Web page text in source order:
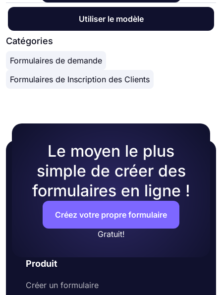
Utiliser le modèle
Catégories
Formulaires de demande
Formulaires de Inscription des Clients
Le moyen le plus
simple de créer des
formulaires en ligne !
Créez votre propre formulaire
Gratuit!
Produit
Créer un formulaire